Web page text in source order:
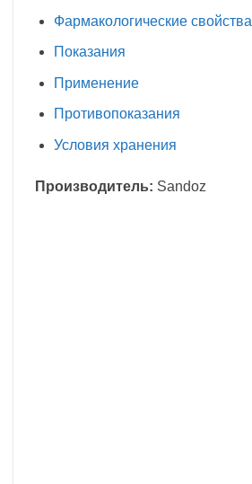
Фармакологические свойства
Показания
Применение
Противопоказания
Условия хранения
Производитель: Sandoz